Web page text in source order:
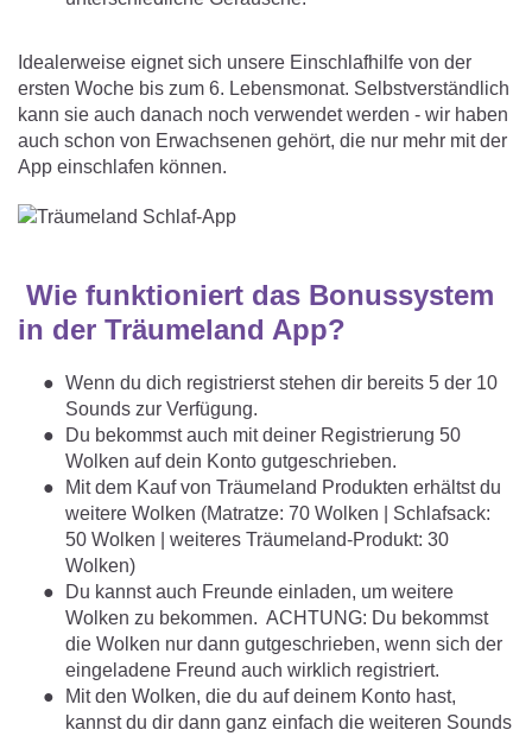
Idealerweise eignet sich unsere Einschlafhilfe von der
ersten Woche bis zum 6. Lebensmonat. Selbstverständlich
kann sie auch danach noch verwendet werden - wir haben
auch schon von Erwachsenen gehört, die nur mehr mit der
App einschlafen können.
Wie funktioniert das Bonussystem
in der Träumeland App?
Wenn du dich registrierst stehen dir bereits 5 der 10
Sounds zur Verfügung.
Du bekommst auch mit deiner Registrierung 50
Wolken auf dein Konto gutgeschrieben.
Mit dem Kauf von Träumeland Produkten erhältst du
weitere Wolken (Matratze: 70 Wolken | Schlafsack:
50 Wolken | weiteres Träumeland-Produkt: 30
Wolken)
Du kannst auch Freunde einladen, um weitere
Wolken zu bekommen. ACHTUNG: Du bekommst
die Wolken nur dann gutgeschrieben, wenn sich der
eingeladene Freund auch wirklich registriert.
Mit den Wolken, die du auf deinem Konto hast,
kannst du dir dann ganz einfach die weiteren Sounds